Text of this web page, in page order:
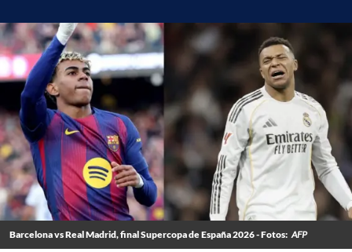
Barcelona vs Real Madrid, final Supercopa de España 2026 - Fotos: AFP